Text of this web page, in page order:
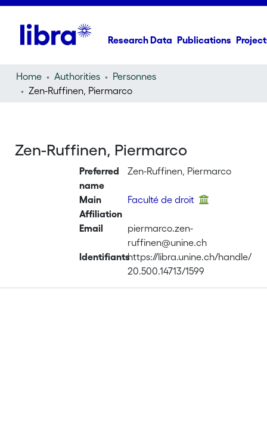
Research Data Publications
Home Authorities
Personnes
Zen-Ruffinen, Piermarco
Zen-Ruffinen, Piermarco
Preferred
name
Zen-Ruffinen, Piermarco
Main
Affiliation
Faculté de droit
Email
piermarco.zen-
ruffinen@unine.ch
Identifiantshttps://libra.unine.ch/handle/
20.500.14713/1599